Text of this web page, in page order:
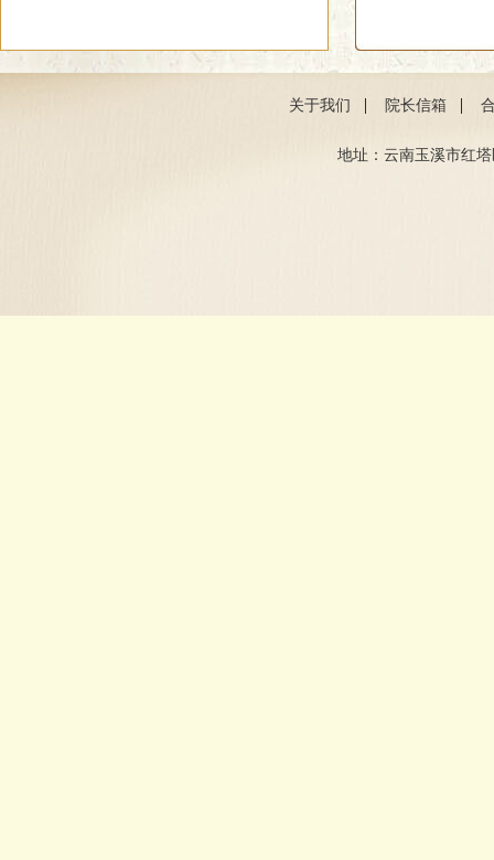
关于我们 | 院长信箱 |
地址：云南玉溪市红塔